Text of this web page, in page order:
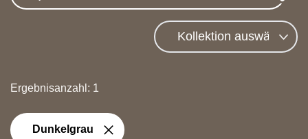
Ergebnisanzahl: 1
Dunkelgrau